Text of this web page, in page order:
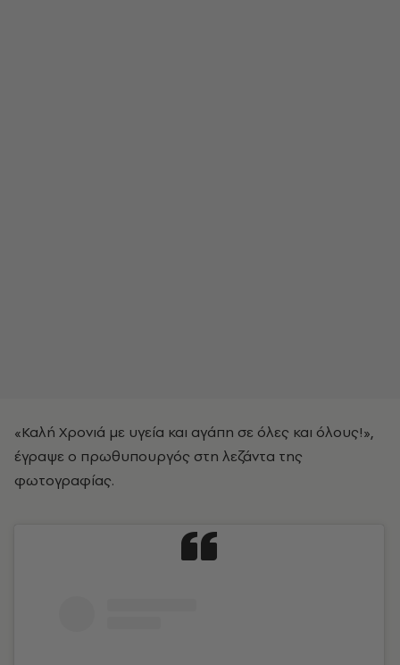
«Καλή Χρονιά με υγεία και αγάπη σε όλες και όλους!»,
έγραψε ο πρωθυπουργός στη λεζάντα της
φωτογραφίας.